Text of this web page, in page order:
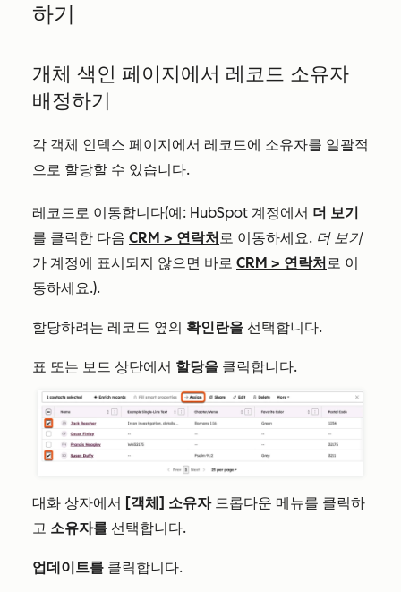
하기
개체 색인 페이지에서 레코드 소유자
배정하기
각 객체 인덱스 페이지에서 레코드에 소유자를 일괄적
으로 할당할 수 있습니다.
레코드로 이동합니다(예: HubSpot 계정에서 더 보기
를 클릭한 다음 CRM > 연락처로 이동하세요. 더 보기
가 계정에 표시되지 않으면 바로 CRM > 연락처로 이
동하세요.).
할당하려는 레코드 옆의 확인란을 선택합니다.
표 또는 보드 상단에서 할당을 클릭합니다.
대화 상자에서 [객체] 소유자드롭다운 메뉴를 클릭하
고 소유자를 선택합니다.
업데이트를 클릭합니다.